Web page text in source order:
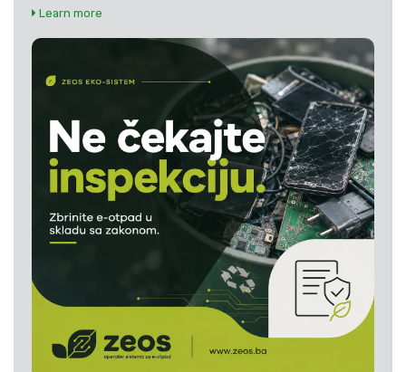
Learn more